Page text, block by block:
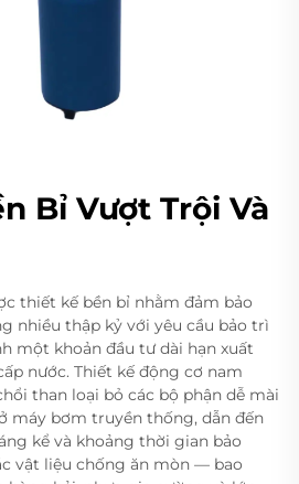
Bỉ Vượt Trội Và
thiết kế bền bỉ nhằm đảm bảo
nhiều thập kỷ với yêu cầu bảo trì
một khoản đầu tư dài hạn xuất
nước. Thiết kế động cơ nam
than loại bỏ các bộ phận dễ mài
máy bơm truyền thống, dẫn đến
kể và khoảng thời gian bảo
vật liệu chống ăn mòn — bao